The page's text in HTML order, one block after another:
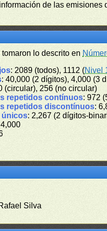
de las
lo descrito en
: 2089 (todos), 1112 (Nivel
: 40,000 (2 dígitos), 4,000 (3
(circular), 256 (no circular)
repetidos contínuos: 972
repetidos discontínuos:
únicos: 2,267 (2 dígitos-
Silva